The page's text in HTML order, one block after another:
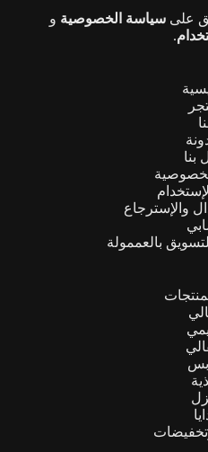
علىسياسة الخصوصية و
.
بنا
والإسترجاع
بالعممولة